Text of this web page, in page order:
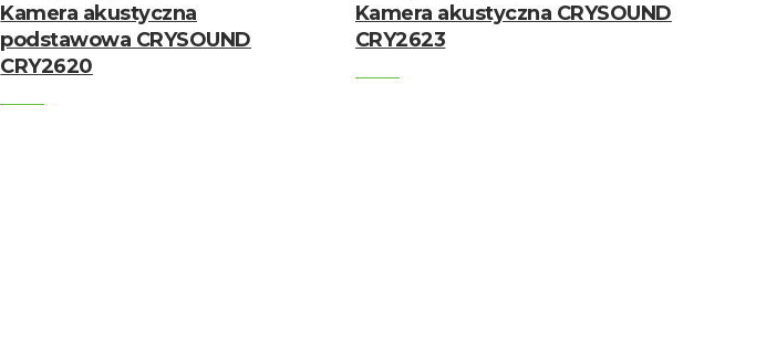
Kamera akustyczna
podstawowa CRYSOUND
CRY2620
Kamera akustyczna CRYSOUND
CRY2623